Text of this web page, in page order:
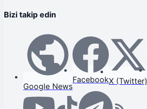
Bizi takip edin
Google News
FacebookX (Twitter)